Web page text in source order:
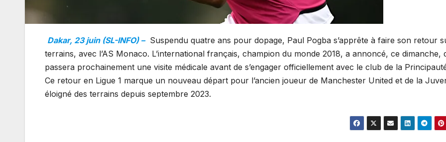
Dakar, 23 juin (SL-INFO) – Suspendu quatre ans pour dopage, Paul Pogba s’apprête à faire son retour
terrains, avec l’AS Monaco. L’international français, champion du monde 2018, a annoncé, ce dimanche,
passera prochainement une visite médicale avant de s’engager officiellement avec le club de la
Ce retour en Ligue 1 marque un nouveau départ pour l’ancien joueur de Manchester United et de la
éloigné des terrains depuis septembre 2023.